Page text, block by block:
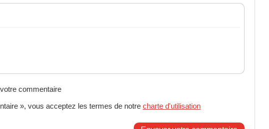
commentaire
», vous acceptez les termes de notre charte d'utilisation